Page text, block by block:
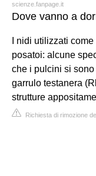
scienze.fanpage.it
Dove vanno a
I nidi utilizzati
posatoi: alcune
che i pulcini si
garrulo testanera
strutture
Richiesta di rimozione